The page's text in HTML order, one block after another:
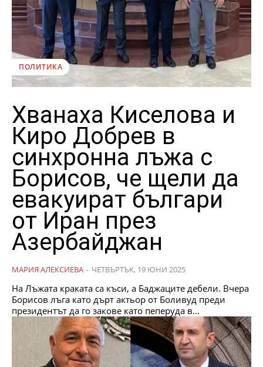
ПОЛИТИКА
Хванаха Киселова и
Киро Добрев в
синхронна лъжа с
Борисов, че щели да
евакуират българи
от Иран през
Азербайджан
МАРИЯ АЛЕКСИЕВА - ЧЕТВЪРТЪК, 19 ЮНИ 2025
На Лъжата краката са къси, а Баджаците дебели. Вчера
Борисов лъга като дърт актьор от Боливуд преди
президентът да го закове като пеперуда в...